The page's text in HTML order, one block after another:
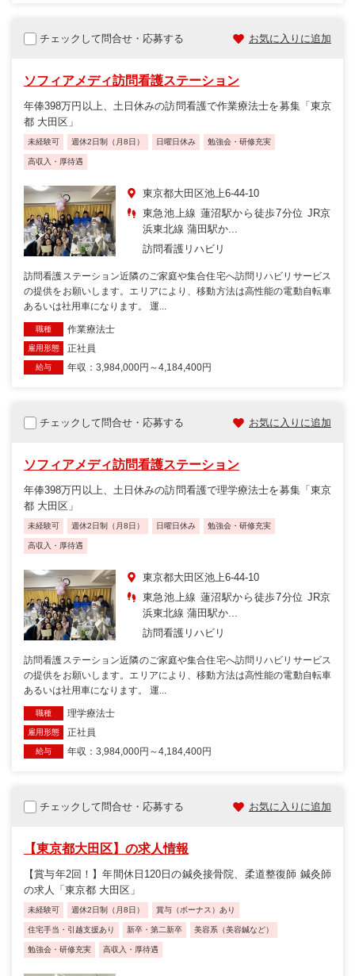
チェックして問合せ・応募する お気に入りに追加
ソフィアメディ訪問看護ステーション
年俸398万円以上、土日休みの訪問看護で作業療法士を募集「東京
都 大田区」
未経験可 週休2日制（月8日） 日曜日休み 勉強会・研修充実
高収入・厚待遇
東京都大田区池上6-44-10
東急池上線 蓮沼駅から徒歩7分位 JR京
浜東北線 蒲田駅か...
訪問看護リハビリ
訪問看護ステーション近隣のご家庭や集合住宅へ訪問リハビリサービス
の提供をお願いします。エリアにより、移動方法は高性能の電動自転車
あるいは社用車になります。 運...
職種 作業療法士
雇用形態 正社員
給与 年収：3,984,000円～4,184,400円
チェックして問合せ・応募する お気に入りに追加
ソフィアメディ訪問看護ステーション
年俸398万円以上、土日休みの訪問看護で理学療法士を募集「東京
都 大田区」
未経験可 週休2日制（月8日） 日曜日休み 勉強会・研修充実
高収入・厚待遇
東京都大田区池上6-44-10
東急池上線 蓮沼駅から徒歩7分位 JR京
浜東北線 蒲田駅か...
訪問看護リハビリ
訪問看護ステーション近隣のご家庭や集合住宅へ訪問リハビリサービス
の提供をお願いします。エリアにより、移動方法は高性能の電動自転車
あるいは社用車になります。 運...
職種 理学療法士
雇用形態 正社員
給与 年収：3,984,000円～4,184,400円
チェックして問合せ・応募する お気に入りに追加
【東京都大田区】の求人情報
【賞与年2回！】年間休日120日の鍼灸接骨院、柔道整復師 鍼灸師
の求人「東京都 大田区」
未経験可 週休2日制（月8日） 賞与（ボーナス）あり
住宅手当・引越支援あり 新卒・第二新卒 美容系（美容鍼など）
勉強会・研修充実 高収入・厚待遇